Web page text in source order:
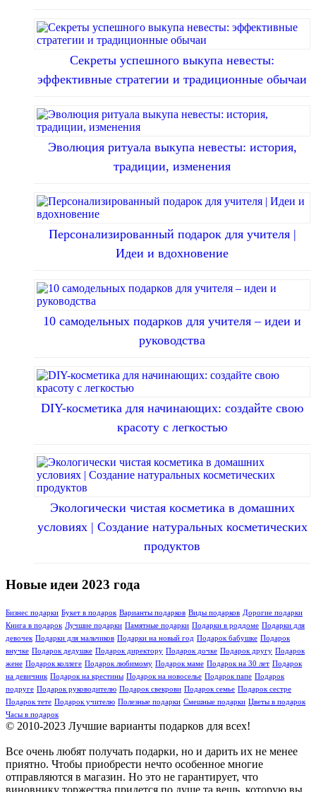
Секреты успешного выкупа невесты:
эффективные стратегии и традиционные обычаи
Эволюция ритуала выкупа невесты: история,
традиции, изменения
Персонализированный подарок для учителя |
Идеи и вдохновение
10 самодельных подарков для учителя – идеи и
руководства
DIY-косметика для начинающих: создайте свою
красоту с легкостью
Экологически чистая косметика в домашних
условиях | Создание натуральных косметических
продуктов
Новые идеи 2023 года
Бизнес подарки Букет в подарок Варианты подарков Виды подарков Дорогие подарки
Книга в подарок Лучшие подарки Памятные подарки Подарки в роддоме Подарки для
девочек Подарки для мальчиков Подарки на новый год Подарок бабушке Подарок
внучке Подарок дедушке Подарок директору Подарок дочке Подарок другу Подарок
жене Подарок коллеге Подарок любимому Подарок маме Подарок на 30 лет Подарок
на девичник Подарок на крестины Подарок на новоселье Подарок папе Подарок
подруге Подарок руководителю Подарок свекрови Подарок семье Подарок сестре
Подарок тете Подарок учителю Полезные подарки Смешные подарки Цветы в подарок
Часы в подарок
© 2010-2023 Лучшие варианты подарков для всех!
Все очень любят получать подарки, но и дарить их не менее
приятно. Чтобы приобрести нечто особенное многие
отправляются в магазин. Но это не гарантирует, что